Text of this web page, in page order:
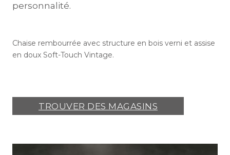
personnalité.
Chaise rembourrée avec structure en bois verni et assise
en doux Soft-Touch Vintage.
TROUVER DES MAGASINS